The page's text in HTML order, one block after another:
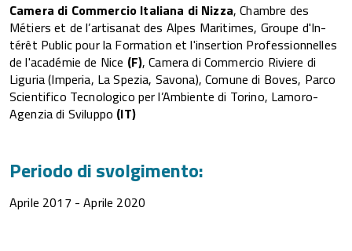
Camera di Commercio Italiana di Nizza, Chambre des
Métiers et de l’artisanat des Alpes Maritimes, Groupe d'In-
térêt Public pour la Formation et l'insertion Professionnelles
de l'académie de Nice (F), Camera di Commercio Riviere di
Liguria (Imperia, La Spezia, Savona), Comune di Boves, Parco
Scientifico Tecnologico per l’Ambiente di Torino, Lamoro-
Agenzia di Sviluppo (IT)
Periodo di svolgimento:
Aprile 2017 - Aprile 2020